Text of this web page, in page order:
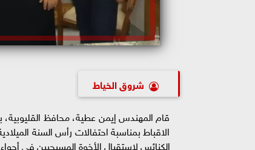
شروق الخياط
قام المهندس إيمن عطية، محافظ القليوبية،
الاقباط بمناسبة احتفالات رأس السنة
الكنائس لإستقبال الأخوة المسيحيين في